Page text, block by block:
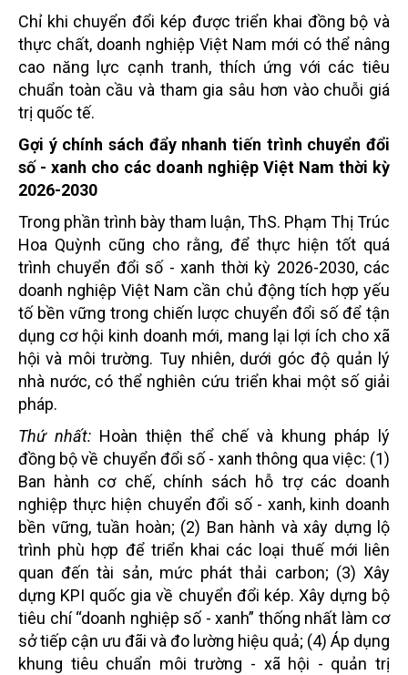
Chỉ khi chuyển đổi kép được triển khai đồng bộ và
thực chất, doanh nghiệp Việt Nam mới có thể nâng
cao năng lực cạnh tranh, thích ứng với các tiêu
chuẩn toàn cầu và tham gia sâu hơn vào chuỗi giá
trị quốc tế.
Gợi ý chính sách đẩy nhanh tiến trình chuyển đổi
số - xanh cho các doanh nghiệp Việt Nam thời kỳ
2026-2030
Trong phần trình bày tham luận, ThS. Phạm Thị Trúc
Hoa Quỳnh cũng cho rằng, để thực hiện tốt quá
trình chuyển đổi số - xanh thời kỳ 2026-2030, các
doanh nghiệp Việt Nam cần chủ động tích hợp yếu
tố bền vững trong chiến lược chuyển đổi số để tận
dụng cơ hội kinh doanh mới, mang lại lợi ích cho xã
hội và môi trường. Tuy nhiên, dưới góc độ quản lý
nhà nước, có thể nghiên cứu triển khai một số giải
pháp.
Thứ nhất:Hoàn thiện thể chế và khung pháp lý
đồng bộ về chuyển đổi số - xanh thông qua việc: (1)
Ban hành cơ chế, chính sách hỗ trợ các doanh
nghiệp thực hiện chuyển đổi số - xanh, kinh doanh
bền vững, tuần hoàn; (2) Ban hành và xây dựng lộ
trình phù hợp để triển khai các loại thuế mới liên
quan đến tài sản, mức phát thải carbon; (3) Xây
dựng KPI quốc gia về chuyển đổi kép. Xây dựng bộ
tiêu chí “doanh nghiệp số - xanh” thống nhất làm cơ
sở tiếp cận ưu đãi và đo lường hiệu quả; (4) Áp dụng
khung tiêu chuẩn môi trường - xã hội - quản trị